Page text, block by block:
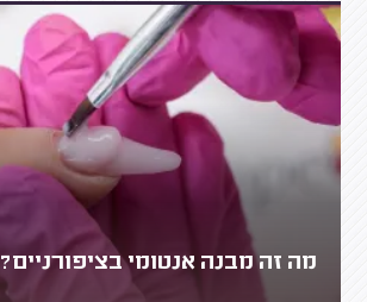
מה זה מבנה אנטומי בציפורניים?